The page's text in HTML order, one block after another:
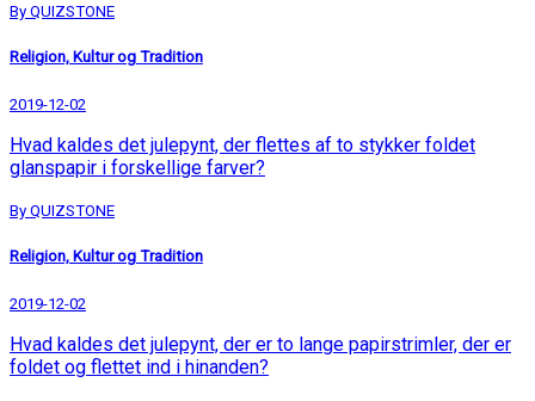
By QUIZSTONE
Religion, Kultur og Tradition
2019-12-02
Hvad kaldes det julepynt, der flettes af to stykker foldet
glanspapir i forskellige farver?
By QUIZSTONE
Religion, Kultur og Tradition
2019-12-02
Hvad kaldes det julepynt, der er to lange papirstrimler, der er
foldet og flettet ind i hinanden?